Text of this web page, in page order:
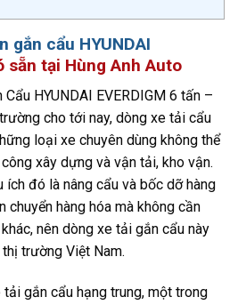
gắn cẩu HYUNDAI
sẵn tại Hùng Anh Auto
HYUNDAI EVERDIGM 6 tấn –
cho tới nay, dòng xe tải cẩu
loại xe chuyên dùng không thể
xây dựng và vận tải, kho vận.
đó là nâng cẩu và bốc dỡ hàng
chuyển hàng hóa mà không cần
nên dòng xe tải gắn cẩu này
trường Việt Nam.
gắn cẩu hạng trung, một trong